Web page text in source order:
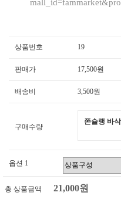
상품번호 19
판매가 17,500원
배송비 3,500원
구매수량
쫀슐랭 바
옵션 1
총 상품금액 21,000원